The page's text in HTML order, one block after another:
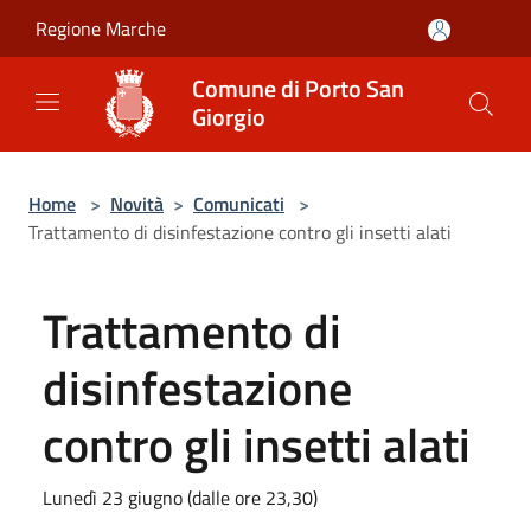
Regione Marche
Comune di Porto San
Giorgio
Home > Novità > Comunicati >
Trattamento di disinfestazione contro gli insetti alati
Trattamento di
disinfestazione
contro gli insetti alati
Lunedì 23 giugno (dalle ore 23,30)